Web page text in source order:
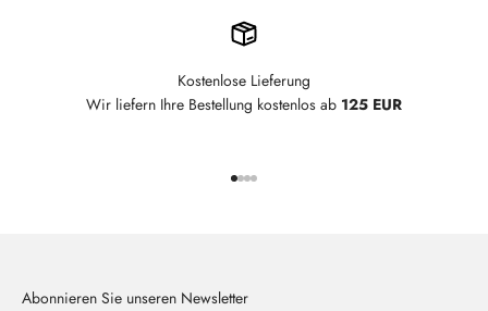
Kostenlose Lieferung
Wir liefern Ihre Bestellung kostenlos ab 125 EUR
Abonnieren Sie unseren Newsletter